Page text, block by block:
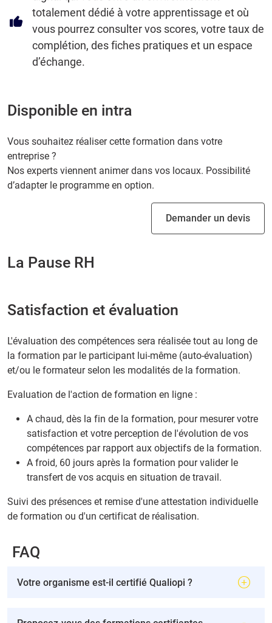
totalement dédié à votre apprentissage et où
vous pourrez consulter vos scores, votre taux de
complétion, des fiches pratiques et un espace
d’échange.
Disponible en intra
Vous souhaitez réaliser cette formation dans votre
entreprise ?
Nos experts viennent animer dans vos locaux. Possibilité
d’adapter le programme en option.
Demander un devis
La Pause RH
Satisfaction et évaluation
L'évaluation des compétences sera réalisée tout au long de
la formation par le participant lui-même (auto-évaluation)
et/ou le formateur selon les modalités de la formation.
Evaluation de l'action de formation en ligne :
A chaud, dès la fin de la formation, pour mesurer votre
satisfaction et votre perception de l'évolution de vos
compétences par rapport aux objectifs de la formation.
A froid, 60 jours après la formation pour valider le
transfert de vos acquis en situation de travail.
Suivi des présences et remise d'une attestation individuelle
de formation ou d'un certificat de réalisation.
FAQ
Votre organisme est-il certifié Qualiopi ?